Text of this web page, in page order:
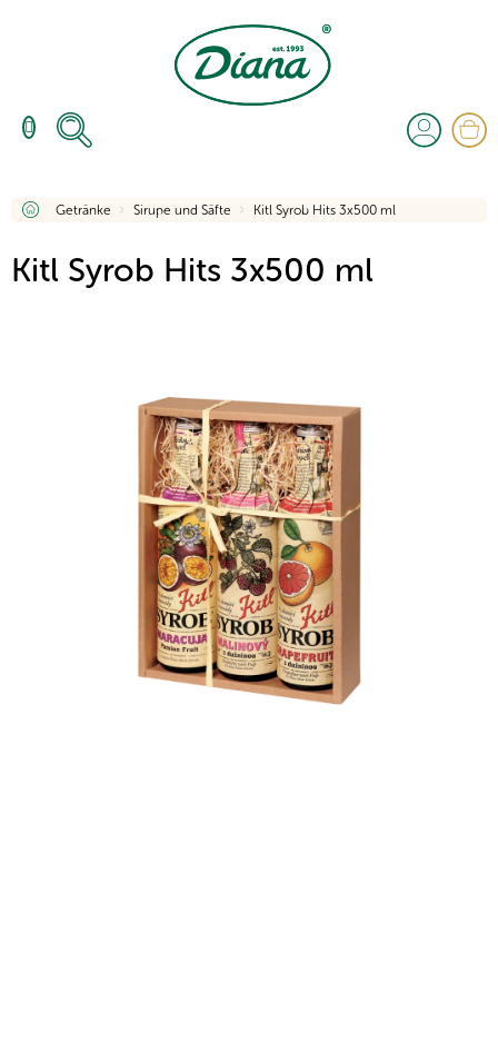
Startseite
Getränke Sirupe und Säfte Kitl Syrob Hits 3x500 ml
Kitl Syrob Hits 3x500 ml